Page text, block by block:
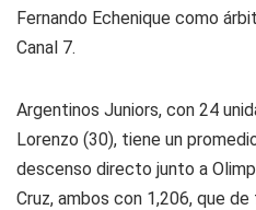
Fernando Echenique como
Canal 7.
Argentinos Juniors, con 24
Lorenzo (30), tiene un
descenso directo junto a
Cruz, ambos con 1,206, que